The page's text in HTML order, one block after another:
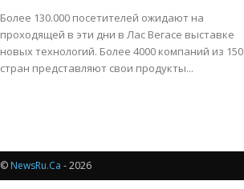
Более 130.000 посетителей ожидают на
проходящей в эти дни в Лас Вегасе выставке
новых технологий. Более 4000 компаний из 150
стран представляют свои продукты...
© NewsRu.Ca - 2026